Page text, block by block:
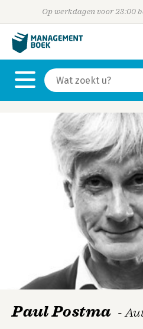
Op werkdagen voor 23:00
Paul Postma -